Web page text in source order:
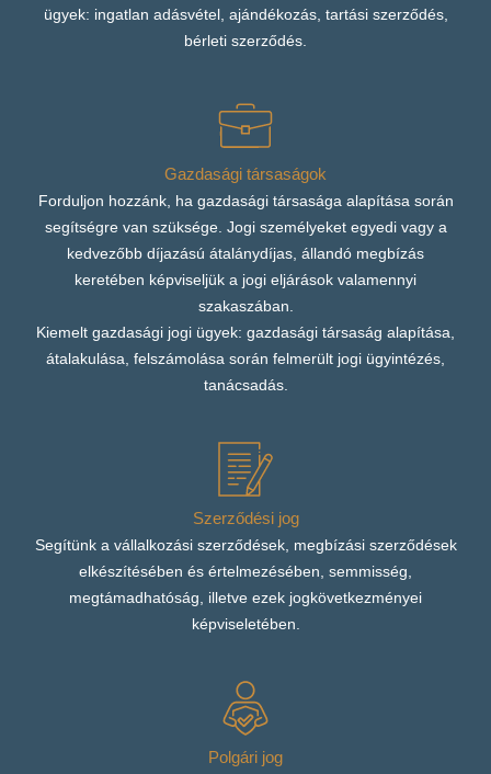
ügyek: ingatlan adásvétel, ajándékozás, tartási szerződés,
bérleti szerződés.
Gazdasági társaságok
Forduljon hozzánk, ha gazdasági társasága alapítása során
segítségre van szüksége. Jogi személyeket egyedi vagy a
kedvezőbb díjazású átalánydíjas, állandó megbízás
keretében képviseljük a jogi eljárások valamennyi
szakaszában.
Kiemelt gazdasági jogi ügyek: gazdasági társaság alapítása,
átalakulása, felszámolása során felmerült jogi ügyintézés,
tanácsadás.
Szerződési jog
Segítünk a vállalkozási szerződések, megbízási szerződések
elkészítésében és értelmezésében, semmisség,
megtámadhatóság, illetve ezek jogkövetkezményei
képviseletében.
Polgári jog